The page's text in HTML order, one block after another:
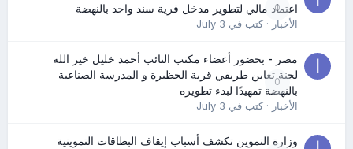
0
اعتماد مالي لتطوير مدخل قرية سند واحد بالنهضة
الأخبار· كتب في July 3
0
مصر - بحضور أعضاء مكتب النائب أحمد خليل خير الله
لجنة تعاين طريقي قرية الحظيرة و المدرسة الصناعية
بالنهضة تمهيدًا لبدء تطويره
الأخبار· كتب في July 3
وزارة التموين تكشف أسباب إيقاف البطاقات التموينية